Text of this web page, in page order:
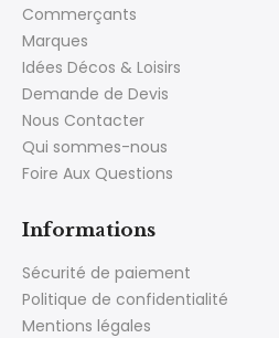
Commerçants
Marques
Idées Décos & Loisirs
Demande de Devis
Nous Contacter
Qui sommes-nous
Foire Aux Questions
Informations
Sécurité de paiement
Politique de confidentialité
Mentions légales